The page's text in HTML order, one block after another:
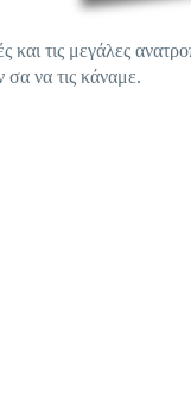
και τις μεγάλες
να τις κάναμε.